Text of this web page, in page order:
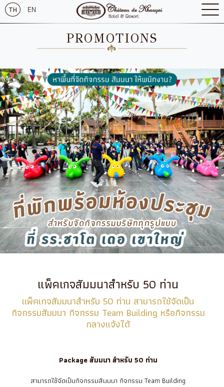
TH EN
PROMOTIONS
แพ็คเกจสัมมนาสำหรับ 50 ท่าน
แพ็คเกจสัมมนาสำหรับ 50 ท่าน สามารถใช้จัดเป็น
กิจกรรมสัมมนา กิจกรรม Team Building หรือกิจกรรม
กลางแจ้งได้
Package สัมมนา สำหรับ 50 ท่าน
สามารถใช้จัดเป็นกิจกรรมสัมมนา กิจกรรม Team Building